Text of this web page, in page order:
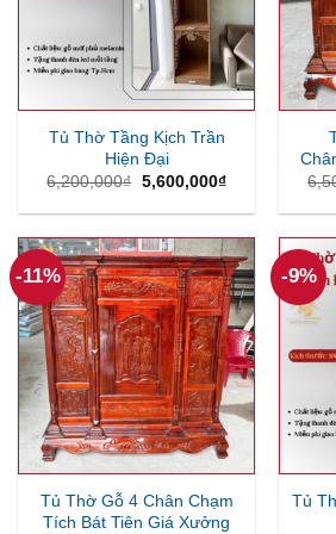
Tủ Thờ Tầng Kịch Trần
Hiện Đại
6,200,000₫ Giá
là:
5,600,000₫Giá
tại
5,600,000₫.
-11%
Tủ Thờ Gỗ 4 Chân Chạm
Tích Bát Tiên Giá Xưởng
-9%
Tủ